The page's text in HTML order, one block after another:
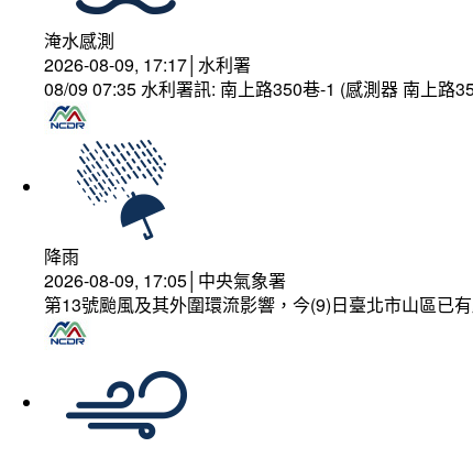
淹水感測
2026-08-09, 17:17│水利署
08/09 07:35 水利署訊: 南上路350巷-1 (感測器 南上路
降雨
2026-08-09, 17:05│中央氣象署
第13號颱風及其外圍環流影響，今(9)日臺北市山區已